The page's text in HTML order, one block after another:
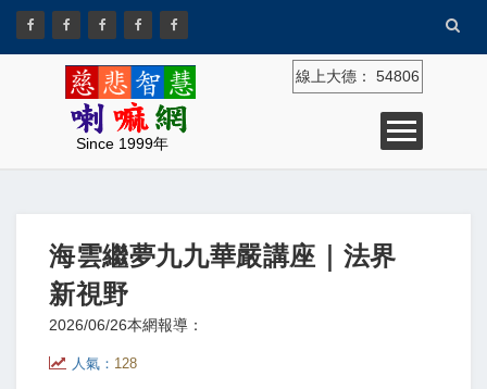
Since 1999年
線上大德： 54806
海雲繼夢九九華嚴講座｜法界
新視野
2026/06/26本網報導：
人氣： 128